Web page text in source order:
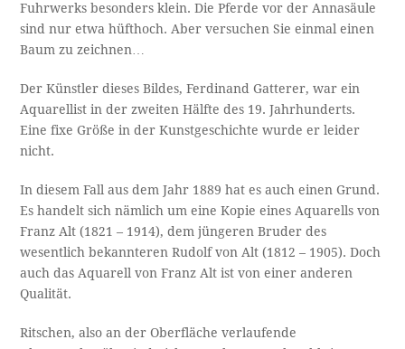
Fuhrwerks besonders klein. Die Pferde vor der Annasäule
sind nur etwa hüfthoch. Aber versuchen Sie einmal einen
Baum zu zeichnen…
Der Künstler dieses Bildes, Ferdinand Gatterer, war ein
Aquarellist in der zweiten Hälfte des 19. Jahrhunderts.
Eine fixe Größe in der Kunstgeschichte wurde er leider
nicht.
In diesem Fall aus dem Jahr 1889 hat es auch einen Grund.
Es handelt sich nämlich um eine Kopie eines Aquarells von
Franz Alt (1821 – 1914), dem jüngeren Bruder des
wesentlich bekannteren Rudolf von Alt (1812 – 1905). Doch
auch das Aquarell von Franz Alt ist von einer anderen
Qualität.
Ritschen, also an der Oberfläche verlaufende